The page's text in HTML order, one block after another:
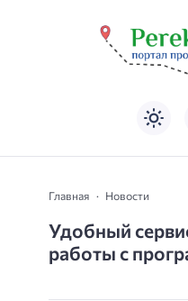
Главная Новости
Удобный
работы с